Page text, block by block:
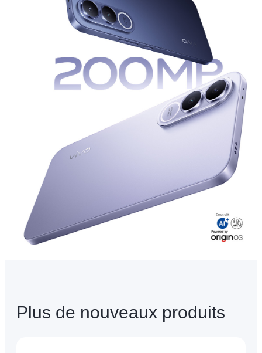
Morocco | Veuillez sélectionner le pays/la région
Plus de nouveaux produits